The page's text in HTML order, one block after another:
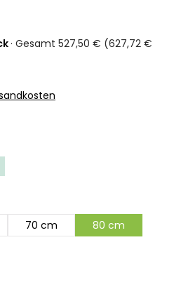
· Gesamt 527,50 € (627,72 €
von 5 von 5 Sternen
70 cm 80 cm